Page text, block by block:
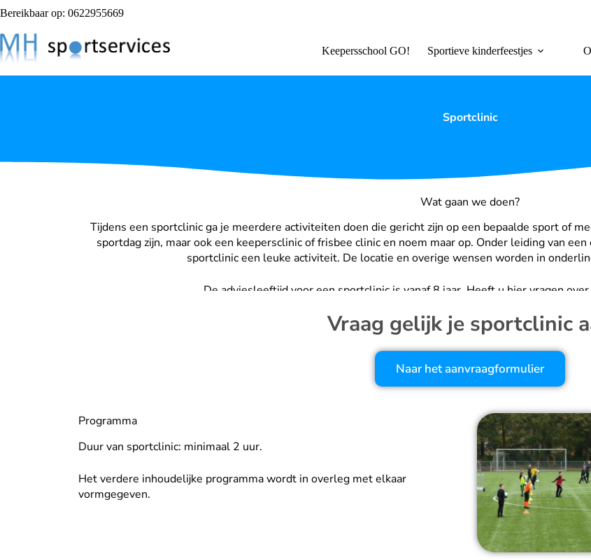
Bereikbaar op: 0622955669
Keepersschool GO! Sportieve kinderfeestjes
Sportclinic
Wat gaan we doen?
Tijdens een sportclinic ga je meerdere activiteiten doen die gericht zijn op een bepaalde sport of
sportdag zijn, maar ook een keepersclinic of frisbee clinic en noem maar op. Onder leiding van
sportclinic een leuke activiteit. De locatie en overige wensen worden in
De adviesleeftijd voor een sportclinic is vanaf 8 jaar. Heeft u hier vragen
Vraag gelijk je sportclinic
Naar het aanvraagformulier
Programma
Duur van sportclinic: minimaal 2 uur.
Het verdere inhoudelijke programma wordt in overleg met elkaar
vormgegeven.